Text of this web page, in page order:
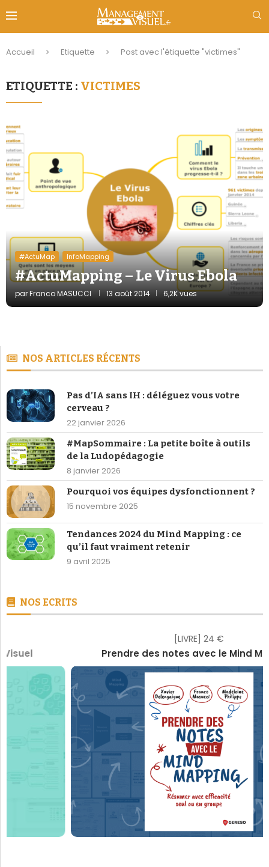
Accueil Etiquette Post avec l'étiquette "victimes"
ETIQUETTE : VICTIMES
#ActuMap InfoMapping
#ActuMapping – Le Virus Ebola
parFranco MASUCCI 13 août 2014 6,2K vues
NOS ARTICLES RÉCENTS
Pas d’IA sans IH : déléguez vous votre
cerveau ?
22 janvier 2026
#MapSommaire : La petite boîte à outils
de la Ludopédagogie
8 janvier 2026
Pourquoi vos équipes dysfonctionnent ?
15 novembre 2025
Tendances 2024 du Mind Mapping : ce
qu’il faut vraiment retenir
9 avril 2025
NOS ECRITS
[LIVRE] 24 €
Prendre des notes avec le Mind Mapping